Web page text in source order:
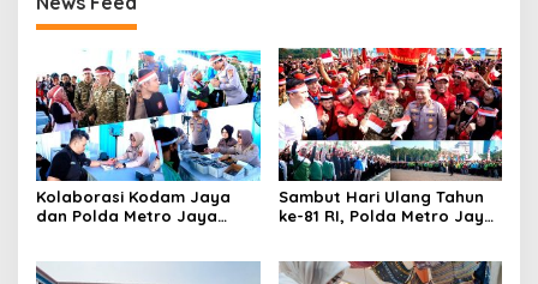
Kolaborasi Kodam Jaya
dan Polda Metro Jaya
Sambut Hari Ulang Tahun
ke-81 RI, Polda Metro Jaya